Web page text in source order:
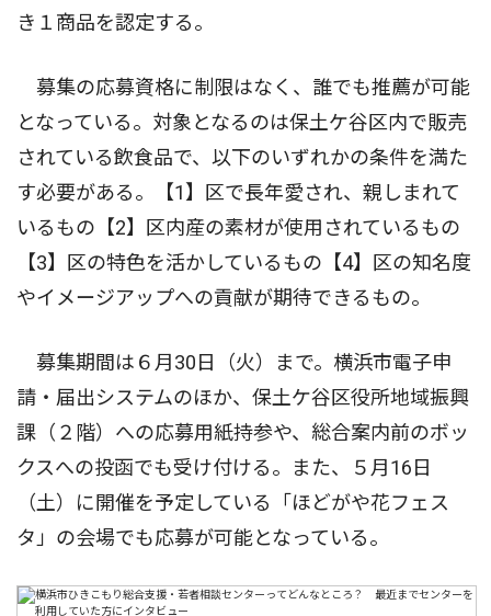
き１商品を認定する。
募集の応募資格に制限はなく、誰でも推薦が可能
となっている。対象となるのは保土ケ谷区内で販売
されている飲食品で、以下のいずれかの条件を満た
す必要がある。【1】区で長年愛され、親しまれて
いるもの【2】区内産の素材が使用されているもの
【3】区の特色を活かしているもの【4】区の知名度
やイメージアップへの貢献が期待できるもの。
募集期間は６月30日（火）まで。横浜市電子申
請・届出システムのほか、保土ケ谷区役所地域振興
課（２階）への応募用紙持参や、総合案内前のボッ
クスへの投函でも受け付ける。また、５月16日
（土）に開催を予定している「ほどがや花フェス
タ」の会場でも応募が可能となっている。